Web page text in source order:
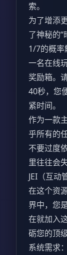
索。
为了增添
了神秘的
1/7的概率
一名在线
奖励箱。
40秒，您
紧时间。
作为一款
乎所有的
不要过度
里往往会
JEI（互动
在这个资
界中，您
在就加入
砺您的顶
系统需求